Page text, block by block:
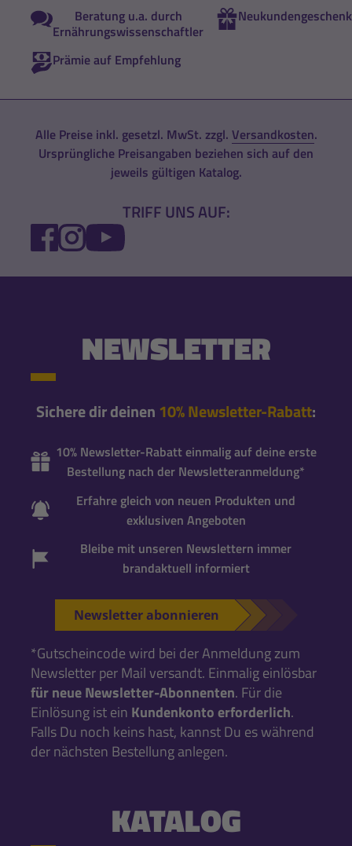
Beratung u.a. durch
Ernährungswissenschaftler
Neukundengeschenk
Prämie auf Empfehlung
Alle Preise inkl. gesetzl. MwSt. zzgl. Versandkosten.
Ursprüngliche Preisangaben beziehen sich auf den
jeweils gültigen Katalog.
TRIFF UNS AUF:
FACEBOOK
INSTAGRAM
YOUTUBE
NEWSLETTER
Sichere dir deinen 10% Newsletter-Rabatt:
10% Newsletter-Rabatt einmalig auf deine erste
Bestellung nach der Newsletteranmeldung*
Erfahre gleich von neuen Produkten und
exklusiven Angeboten
Bleibe mit unseren Newslettern immer
brandaktuell informiert
Newsletter abonnieren
*Gutscheincode wird bei der Anmeldung zum
Newsletter per Mail versandt. Einmalig einlösbar
für neue Newsletter-Abonnenten. Für die
Einlösung ist ein Kundenkonto erforderlich.
Falls Du noch keins hast, kannst Du es während
der nächsten Bestellung anlegen.
KATALOG